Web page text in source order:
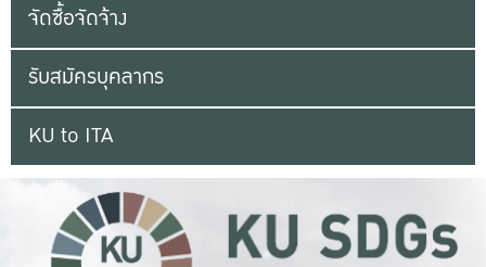
จัดซื้อจัดจ้าง
รับสมัครบุคลากร
KU to ITA